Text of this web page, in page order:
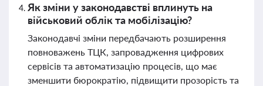
Як зміни у законодавстві вплинуть на
військовий облік та мобілізацію?
Законодавчі зміни передбачають розширення
повноважень ТЦК, запровадження цифрових
сервісів та автоматизацію процесів, що має
зменшити бюрократію, підвищити прозорість та